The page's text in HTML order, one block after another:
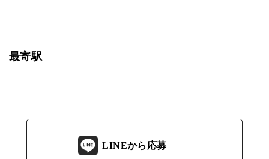
最寄駅
LINEから応募